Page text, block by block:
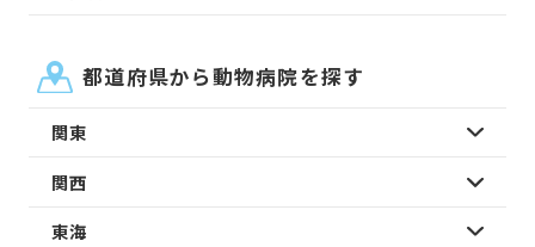
都道府県から動物病院を探す
関東
関西
東海